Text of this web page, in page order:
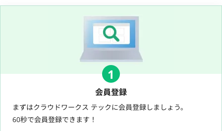
1
会員登録
まずはクラウドワークス テックに会員登録しましょう。
60秒で会員登録できます！